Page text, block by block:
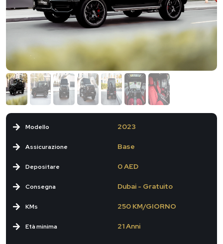
Modello
Assicurazione
Depositare
2023
Base
0 AED
Consegna
KMs
Età minima
Dubai - Gratuito
250 KM/GIORNO
21 Anni